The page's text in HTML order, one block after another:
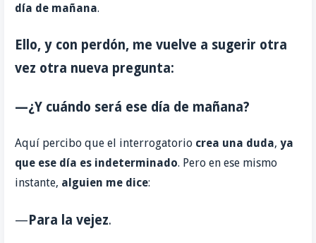
día de mañana.
Ello, y con perdón, me vuelve a sugerir otra
vez otra nueva pregunta:
—¿Y cuándo será ese día de mañana?
Aquí percibo que el interrogatorio crea una duda, ya
que ese día es indeterminado. Pero en ese mismo
instante, alguien me dice:
— Para la vejez.